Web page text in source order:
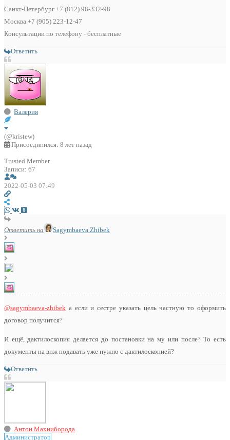
Санкт-Петербург +7 (812) 98-332-98
Москва +7 (905) 223-12-47
Консультации по телефону - бесплатные
Ответить
Валерия
(@kristew)
Присоединился: 8 лет назад
Trusted Member
Записи: 67
2022-05-03 07:49
Ответить на Sagymbaeva Zhibek
@sagymbaeva-zhibek а если и сестре указать цель частную то оформить
договор получится?
И ещё, дактилоскопия делается до постановки на му или после? То есть
документы на внж подавать уже нужно с дактилоскопией?
Ответить
Антон Махниборода
Администратор